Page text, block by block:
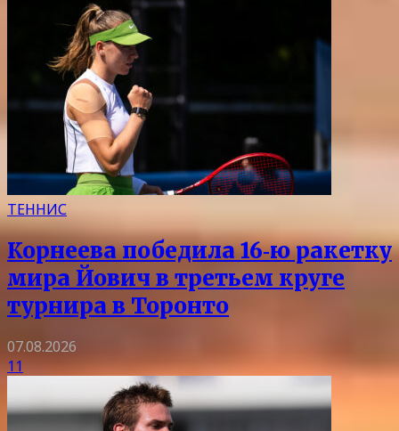
ТЕННИС
Корнеева победила 16‑ю ракетку
мира Йович в третьем круге
турнира в Торонто
07.08.2026
11